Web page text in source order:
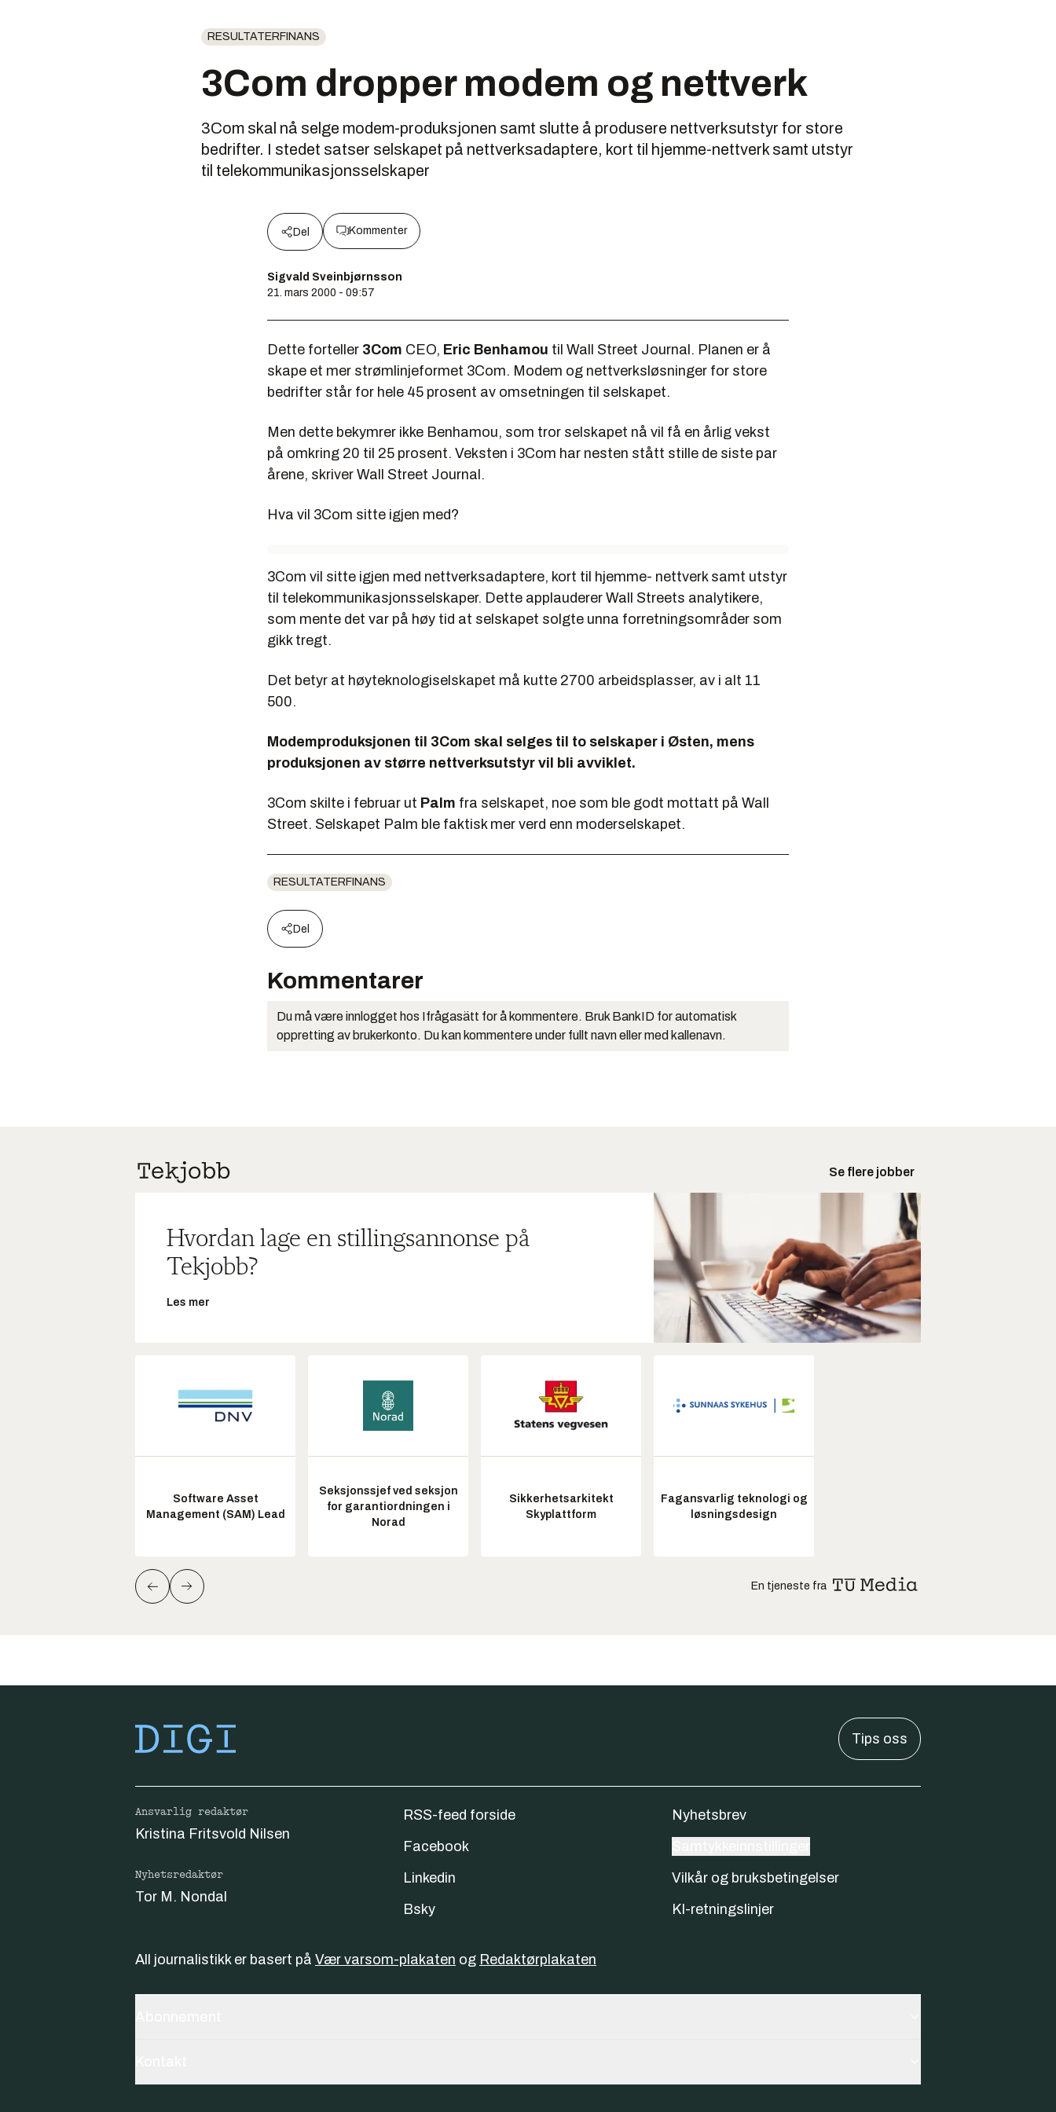
RESULTATERFINANS
3Com dropper modem og nettverk
3Com skal nå selge modem-produksjonen samt slutte å produsere nettverksutstyr for store
bedrifter. I stedet satser selskapet på nettverksadaptere, kort til hjemme-nettverk samt utstyr
til telekommunikasjonsselskaper
Del Kommenter
Sigvald Sveinbjørnsson
21. mars 2000 - 09:57
Dette forteller 3Com CEO, Eric Benhamou til Wall Street Journal. Planen er å
skape et mer strømlinjeformet 3Com. Modem og nettverksløsninger for store
bedrifter står for hele 45 prosent av omsetningen til selskapet.
Men dette bekymrer ikke Benhamou, som tror selskapet nå vil få en årlig vekst
på omkring 20 til 25 prosent. Veksten i 3Com har nesten stått stille de siste par
årene, skriver Wall Street Journal.
Hva vil 3Com sitte igjen med?
3Com vil sitte igjen med nettverksadaptere, kort til hjemme- nettverk samt utstyr
til telekommunikasjonsselskaper. Dette applauderer Wall Streets analytikere,
som mente det var på høy tid at selskapet solgte unna forretningsområder som
gikk tregt.
Det betyr at høyteknologiselskapet må kutte 2700 arbeidsplasser, av i alt 11
500.
Modemproduksjonen til 3Com skal selges til to selskaper i Østen, mens
produksjonen av større nettverksutstyr vil bli avviklet.
3Com skilte i februar ut Palm fra selskapet, noe som ble godt mottatt på Wall
Street. Selskapet Palm ble faktisk mer verd enn moderselskapet.
RESULTATERFINANS
Del
Kommentarer
Du må være innlogget hos Ifrågasätt for å kommentere. Bruk BankID for automatisk
oppretting av brukerkonto. Du kan kommentere under fullt navn eller med kallenavn.
Se flere jobber
Hvordan lage en stillingsannonse på
Tekjobb?
Les mer
Software Asset
Management (SAM) Lead
Seksjonssjef ved seksjon
for garantiordningen i
Norad
Sikkerhetsarkitekt
Skyplattform
Fagansvarlig teknologi og
løsningsdesign
En tjeneste fra
Tips oss
Ansvarlig redaktør
Kristina Fritsvold Nilsen
Nyhetsredaktør
Tor M. Nondal
RSS-feed forside
Facebook
Linkedin
Bsky
Nyhetsbrev
Vilkår og bruksbetingelser
KI-retningslinjer
All journalistikk er basert på Vær varsom-plakaten og Redaktørplakaten